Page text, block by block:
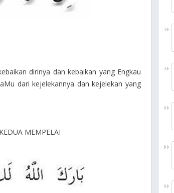
dirinya dan kebaikan yang Engkau
dari kejelekannya dan kejelekan yang
MEMPELAI